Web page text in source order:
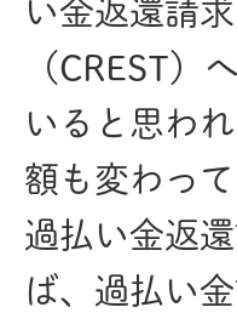
い金返還請
（CREST）
いると思わ
額も変わっ
過払い金返
ば、過払い